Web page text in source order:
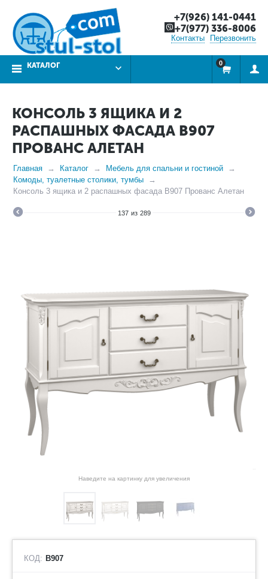
+7(926) 141-0441
+7(977) 336-8006
Контакты Перезвонить
КАТАЛОГ 0
КОНСОЛЬ 3 ЯЩИКА И 2
РАСПАШНЫХ ФАСАДА В907
ПРОВАНС АЛЕТАН
Главная Каталог
Мебель для спальни и гостиной
Комоды, туалетные столики, тумбы
Консоль 3 ящика и 2 распашных фасада В907 Прованс Алетан
137 из 289
Наведите на картинку для увеличения
КОД: B907